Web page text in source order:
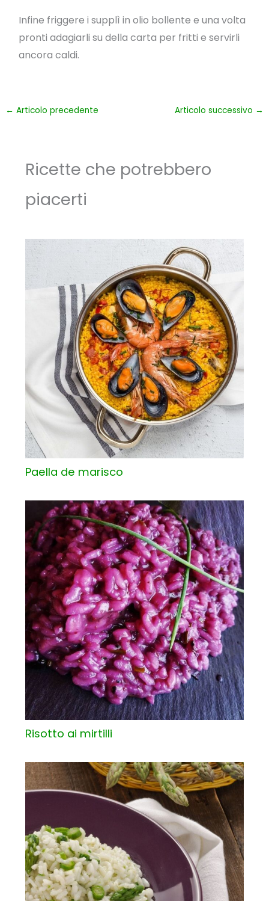
Infine friggere i supplì in olio bollente e una volta
pronti adagiarli su della carta per fritti e servirli
ancora caldi.
← Articolo precedente Articolo successivo →
Ricette che potrebbero
piacerti
Paella de marisco
Risotto ai mirtilli